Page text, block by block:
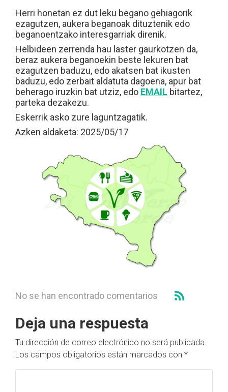
Herri honetan ez dut leku begano gehiagorik
ezagutzen, aukera beganoak dituztenik edo
beganoentzako interesgarriak direnik.
Helbideen zerrenda hau laster gaurkotzen da,
beraz aukera beganoekin beste lekuren bat
ezagutzen baduzu, edo akatsen bat ikusten
baduzu, edo zerbait aldatuta dagoena, apur bat
beherago iruzkin bat utziz, edo EMAIL bitartez,
parteka dezakezu.
Eskerrik asko zure laguntzagatik.
Azken aldaketa: 2025/05/17
No se han encontrado comentarios
Deja una respuesta
Tu dirección de correo electrónico no será publicada.
Los campos obligatorios están marcados con *